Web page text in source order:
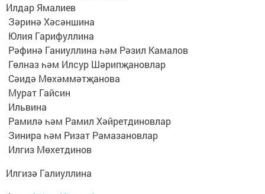
Илдар Ямалиев
Зәринә Хәсәншина
Юлия Гарифуллина
Рәфинә Ганиуллина һәм Рәзил Камалов
Гөлназ һәм Илсур Шәрипҗановлар
Сәидә Мөхәммәтҗанова
Мурат Гайсин
Ильвина
Рамилә һәм Рамил Хәйретдиновлар
Зинира һәм Ризат Рамазановлар
Илгиз Мөхетдинов
Илгизә Галиуллина